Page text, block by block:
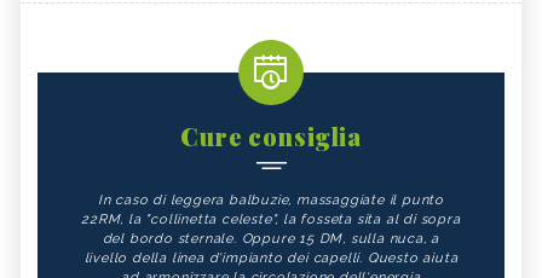
Cure consiglia
In caso di leggera balbuzie, massaggiate il punto
22RM, la "collinetta celeste", la fosseta sita al di sopra
del bordo sternale. Oppure 15 DM, sulla nuca, a
livello della linea d'impianto dei capelli. Questo aiuta